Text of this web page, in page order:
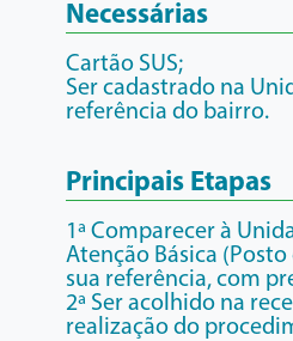
Necessárias
Cartão SUS;
Ser cadastrado na
referência do bairro.
Principais Etapas
1ª Comparecer à
Atenção Básica
sua referência, com
2ª Ser acolhido na
realização do